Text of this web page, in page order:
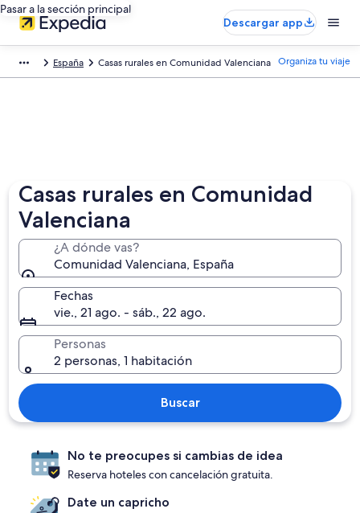
Pasar a la sección principal
Descargar app
España Casas rurales en Comunidad Valenciana Organiza tu viaje
Casas rurales en Comunidad
Valenciana
¿A dónde vas?
Comunidad Valenciana, España
Fechas
vie., 21 ago. - sáb., 22 ago.
Personas
2 personas, 1 habitación
Buscar
No te preocupes si cambias de idea
Reserva hoteles con cancelación gratuita.
Date un capricho